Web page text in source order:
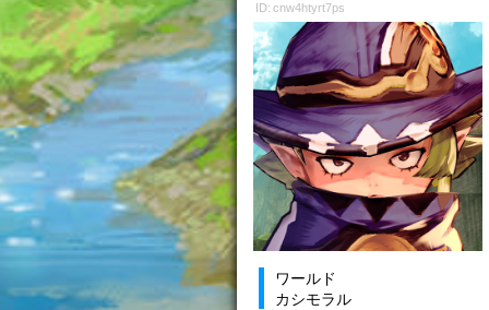
ID: cnw4htyrt7ps
ワールド
カシモラル